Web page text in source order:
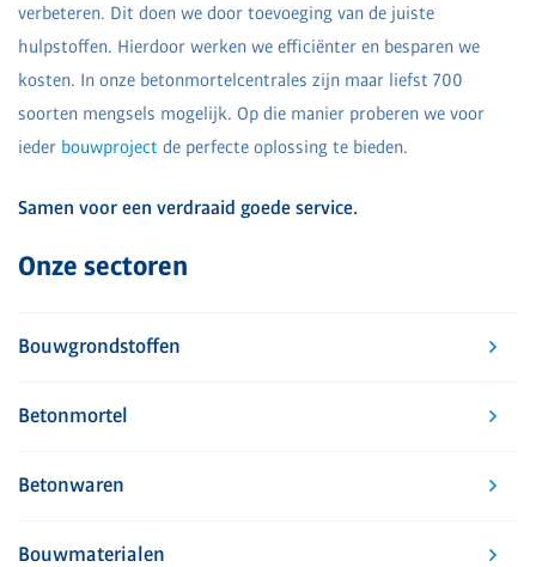
verbeteren. Dit doen we door toevoeging van de juiste
hulpstoffen. Hierdoor werken we efficiënter en besparen we
kosten. In onze betonmortelcentrales zijn maar liefst 700
soorten mengsels mogelijk. Op die manier proberen we voor
ieder bouwproject de perfecte oplossing te bieden.
Samen voor een verdraaid goede service.
Onze sectoren
Bouwgrondstoffen
Betonmortel
Betonwaren
Bouwmaterialen